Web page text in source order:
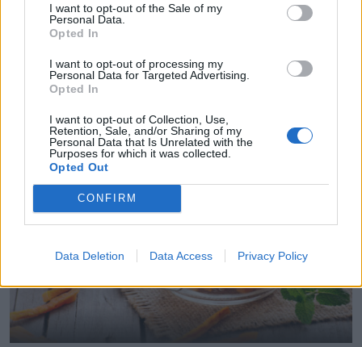
I want to opt-out of the Sale of my
Personal Data.
Opted In
I want to opt-out of processing my
Personal Data for Targeted Advertising.
Opted In
I want to opt-out of Collection, Use,
Retention, Sale, and/or Sharing of my
Personal Data that Is Unrelated with the
Purposes for which it was collected.
Opted Out
CONFIRM
Data Deletion Data Access Privacy Policy
Ķirbja-pesto maizītes